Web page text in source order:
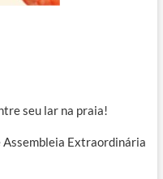
seu lar na praia!
Assembleia Extraordinária